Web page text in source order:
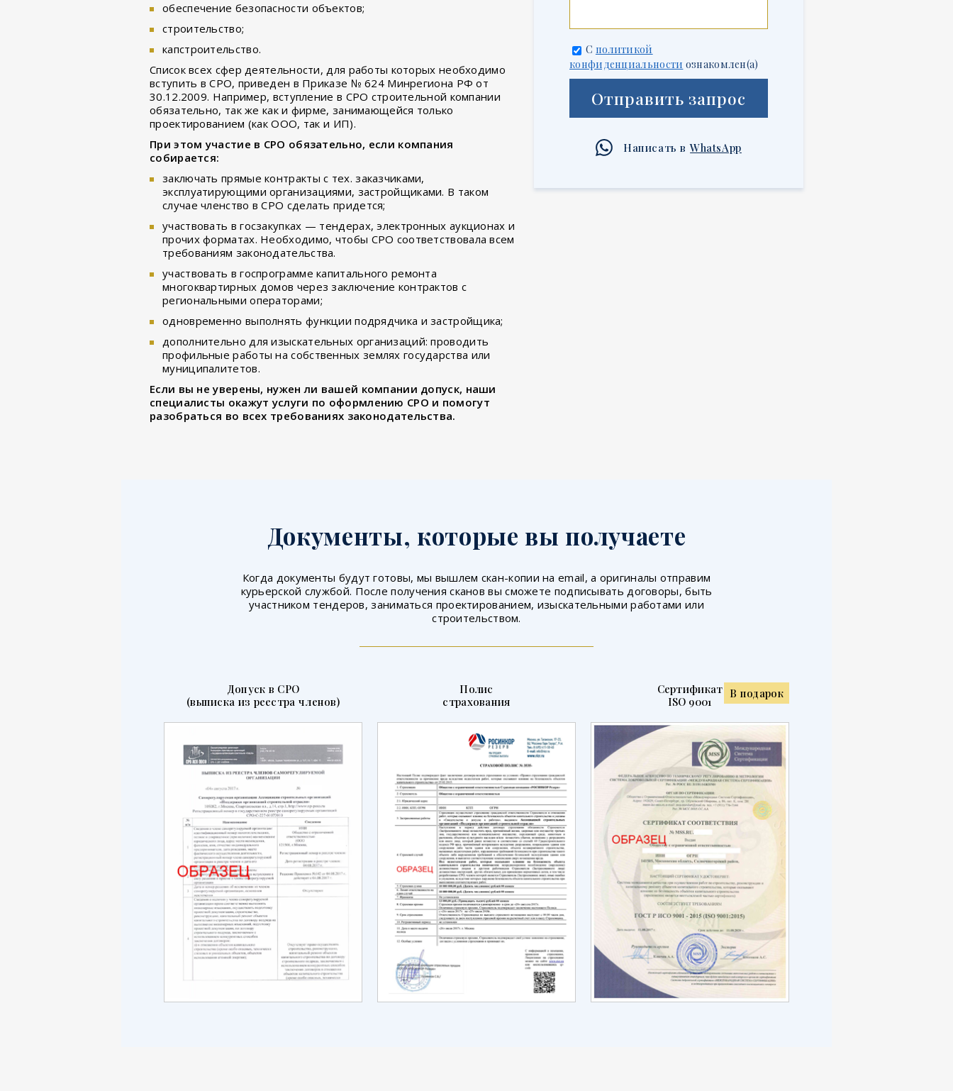
обеспечение безопасности объектов;
строительство;
капстроительство.
Список всех сфер деятельности, для работы которых необходимо
вступить в СРО, приведен в Приказе № 624 Минрегиона РФ от
30.12.2009. Например, вступление в СРО строительной компании
обязательно, так же как и фирме, занимающейся только
проектированием (как ООО, так и ИП).
При этом участие в СРО обязательно, если компания
собирается:
заключать прямые контракты с тех. заказчиками,
эксплуатирующими организациями, застройщиками. В таком
случае членство в СРО сделать придется;
участвовать в госзакупках — тендерах, электронных аукционах и
прочих форматах. Необходимо, чтобы СРО соответствовала всем
требованиям законодательства.
участвовать в госпрограмме капитального ремонта
многоквартирных домов через заключение контрактов с
региональными операторами;
одновременно выполнять функции подрядчика и застройщика;
дополнительно для изыскательных организаций: проводить
профильные работы на собственных землях государства или
муниципалитетов.
Если вы не уверены, нужен ли вашей компании допуск, наши
специалисты окажут услуги по оформлению СРО и помогут
разобраться во всех требованиях законодательства.
С политикой
конфиденциальности ознакомлен(а)
Отправить запрос
Написать в WhatsApp
Документы, которые вы получаете
Когда документы будут готовы, мы вышлем скан-копии на email, а оригиналы отправим
курьерской службой. После получения сканов вы сможете подписывать договоры, быть
участником тендеров, заниматься проектированием, изыскательными работами или
строительством.
Допуск в СРО
(выписка из реестра членов)
Полис
страхования
В подарок
Сертификат
ISO 9001